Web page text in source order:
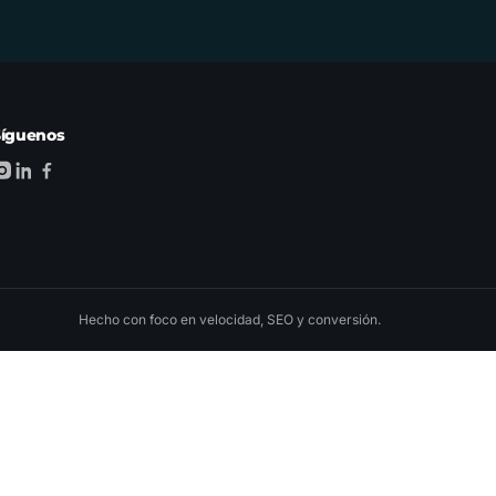
Hecho con foco en velocidad, SEO y conversión.